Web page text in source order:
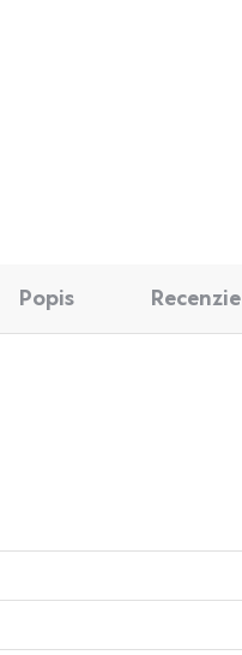
Popis Recenzie